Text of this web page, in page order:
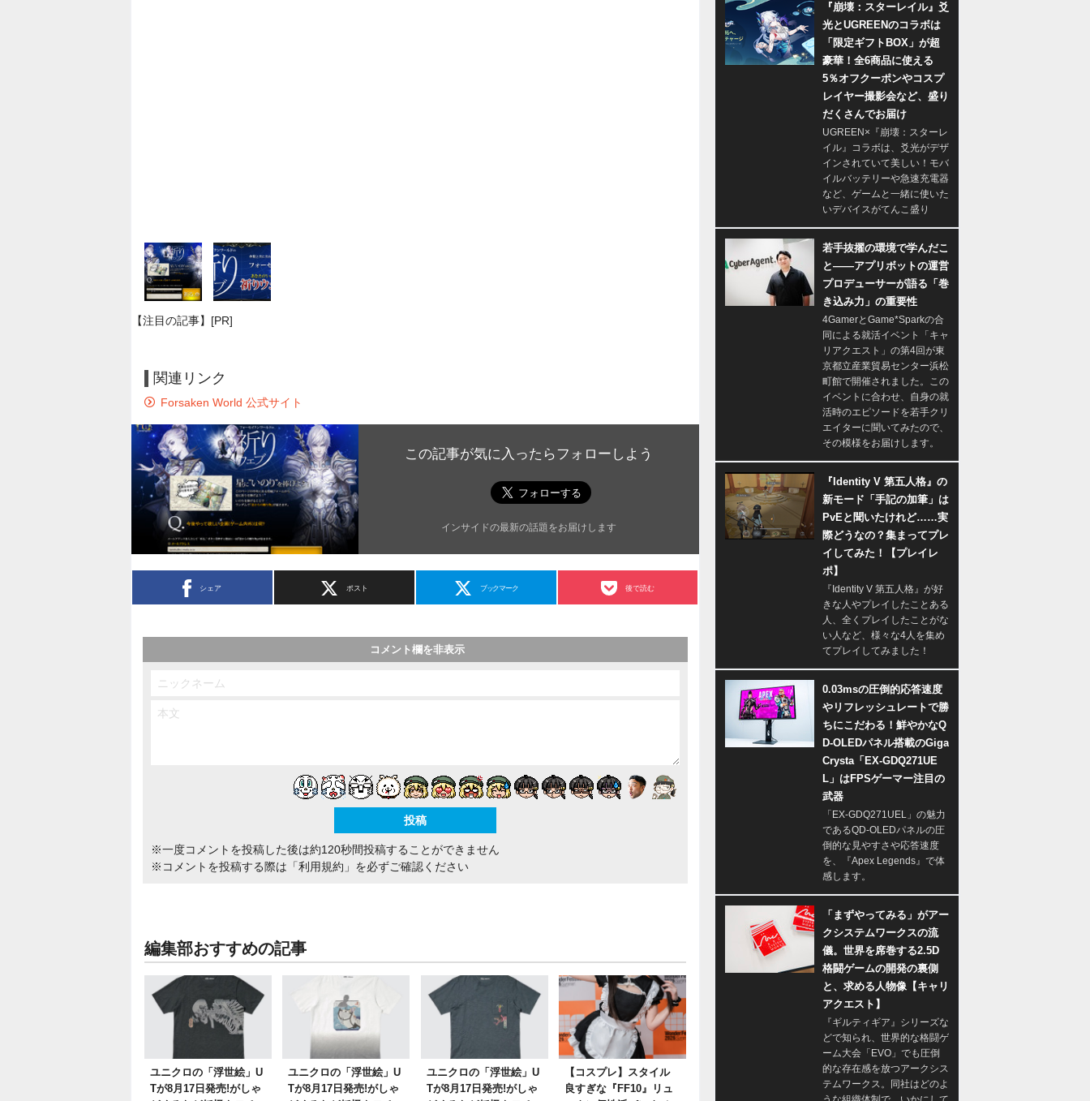
【注目の記事】[PR]
関連リンク
Forsaken World 公式サイト
この記事が気に入ったらフォローしよう
インサイドの最新の話題をお届けします
シェア ポスト ブックマーク 後で読む
コメント欄を非表示
※一度コメントを投稿した後は約120秒間投稿することができません
※コメントを投稿する際は 「利用規約」 を必ずご確認ください
編集部おすすめの記事
ユニクロの「浮世絵」U
Tが8月17日発売!がしゃ
ユニクロの「浮世絵」U
Tが8月17日発売!がしゃ
ユニクロの「浮世絵」U
Tが8月17日発売!がしゃ
【コスプレ】スタイル
良すぎな『FF10』リュ
『崩壊：スターレイル』爻
光とUGREENのコラボは
「限定ギフトBOX」が超
豪華！全6商品に使える
5％オフクーポンやコスプ
レイヤー撮影会など、盛り
だくさんでお届け
UGREEN×『崩壊：スターレ
イル』コラボは、爻光がデザ
インされていて美しい！モバ
イルバッテリーや急速充電器
など、ゲームと一緒に使いた
いデバイスがてんこ盛り
若手抜擢の環境で学んだこ
と――アプリボットの運営
プロデューサーが語る「巻
き込み力」の重要性
4GamerとGame*Sparkの合
同による就活イベント「キャ
リアクエスト」の第4回が東
京都立産業貿易センター浜松
町館で開催されました。この
イベントに合わせ、自身の就
活時のエピソードを若手クリ
エイターに聞いてみたので、
その模様をお届けします。
『Identity V 第五人格』の
新モード「手記の加筆」は
PvEと聞いたけれど……実
際どうなの？集まってプレ
イしてみた！【プレイレ
ポ】
『Identity V 第五人格』が好
きな人やプレイしたことある
人、全くプレイしたことがな
い人など、様々な4人を集め
てプレイしてみました！
0.03msの圧倒的応答速度
やリフレッシュレートで勝
ちにこだわる！鮮やかなQ
D-OLEDパネル搭載のGiga
Crysta「EX-GDQ271UE
L」はFPSゲーマー注目の
武器
「EX-GDQ271UEL」の魅力
であるQD-OLEDパネルの圧
倒的な見やすさや応答速度
を、『Apex Legends』で体
感します。
「まずやってみる」がアー
クシステムワークスの流
儀。世界を席巻する2.5D
格闘ゲームの開発の裏側
と、求める人物像【キャリ
アクエスト】
『ギルティギア』シリーズな
どで知られ、世界的な格闘ゲ
ーム大会「EVO」でも圧倒
的な存在感を放つアークシス
テムワークス。同社はどのよ